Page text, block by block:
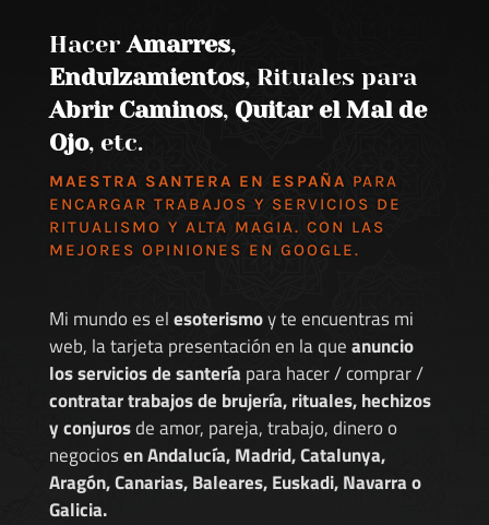
Hacer Amarres,
Endulzamientos, Rituales para
Abrir Caminos, Quitar el Mal de
Ojo, etc.
MAESTRA SANTERA EN ESPAÑA PARA
ENCARGAR TRABAJOS Y SERVICIOS DE
RITUALISMO Y ALTA MAGIA. CON LAS
MEJORES OPINIONES EN GOOGLE.
Mi mundo es elesoterismoy te encuentras mi
web, la tarjeta presentación en la queanuncio
los servicios de santería para hacer / comprar /
contratar trabajos de brujería, rituales, hechizos
y conjurosde amor, pareja, trabajo, dinero o
negociosen Andalucía, Madrid, Catalunya,
Aragón, Canarias, Baleares, Euskadi, Navarra o
Galicia.